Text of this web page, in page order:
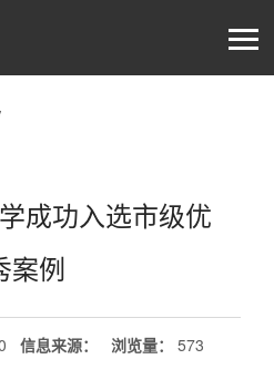
成功入选市级优
案例
信息来源： 浏览量： 573